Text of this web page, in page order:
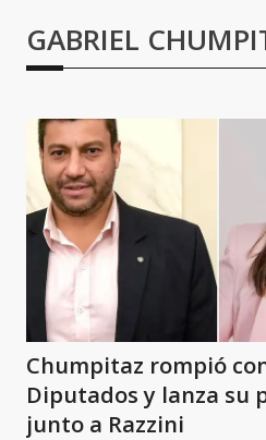
GABRIEL
Chumpitaz rompió
Diputados y lanza su
junto a Razzini